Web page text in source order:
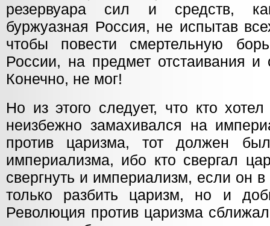
резервуара сил и средств,
буржуазная Россия, не испытав
чтобы повести смертельную
России, на предмет отстаивания и
Конечно, не мог!
Но из этого следует, что кто
неизбежно замахивался на
против царизма, тот должен
империализма, ибо кто свергал
свергнуть и империализм, если он
только разбить царизм, но и
Революция против царизма